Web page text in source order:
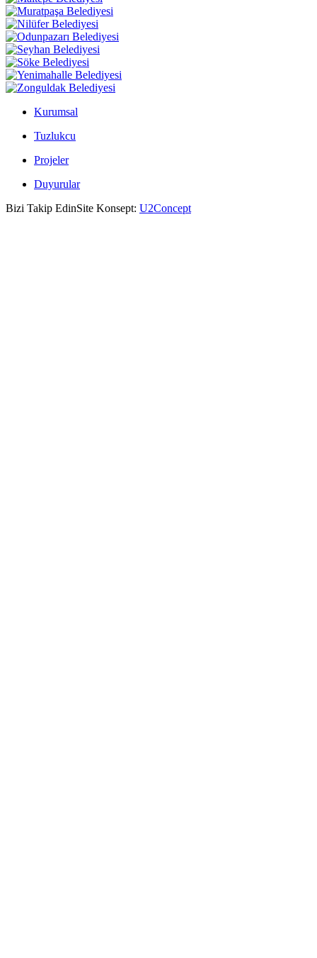
Kurumsal
Tuzlukcu
Projeler
Duyurular
Bizi Takip EdinSite Konsept: U2Concept